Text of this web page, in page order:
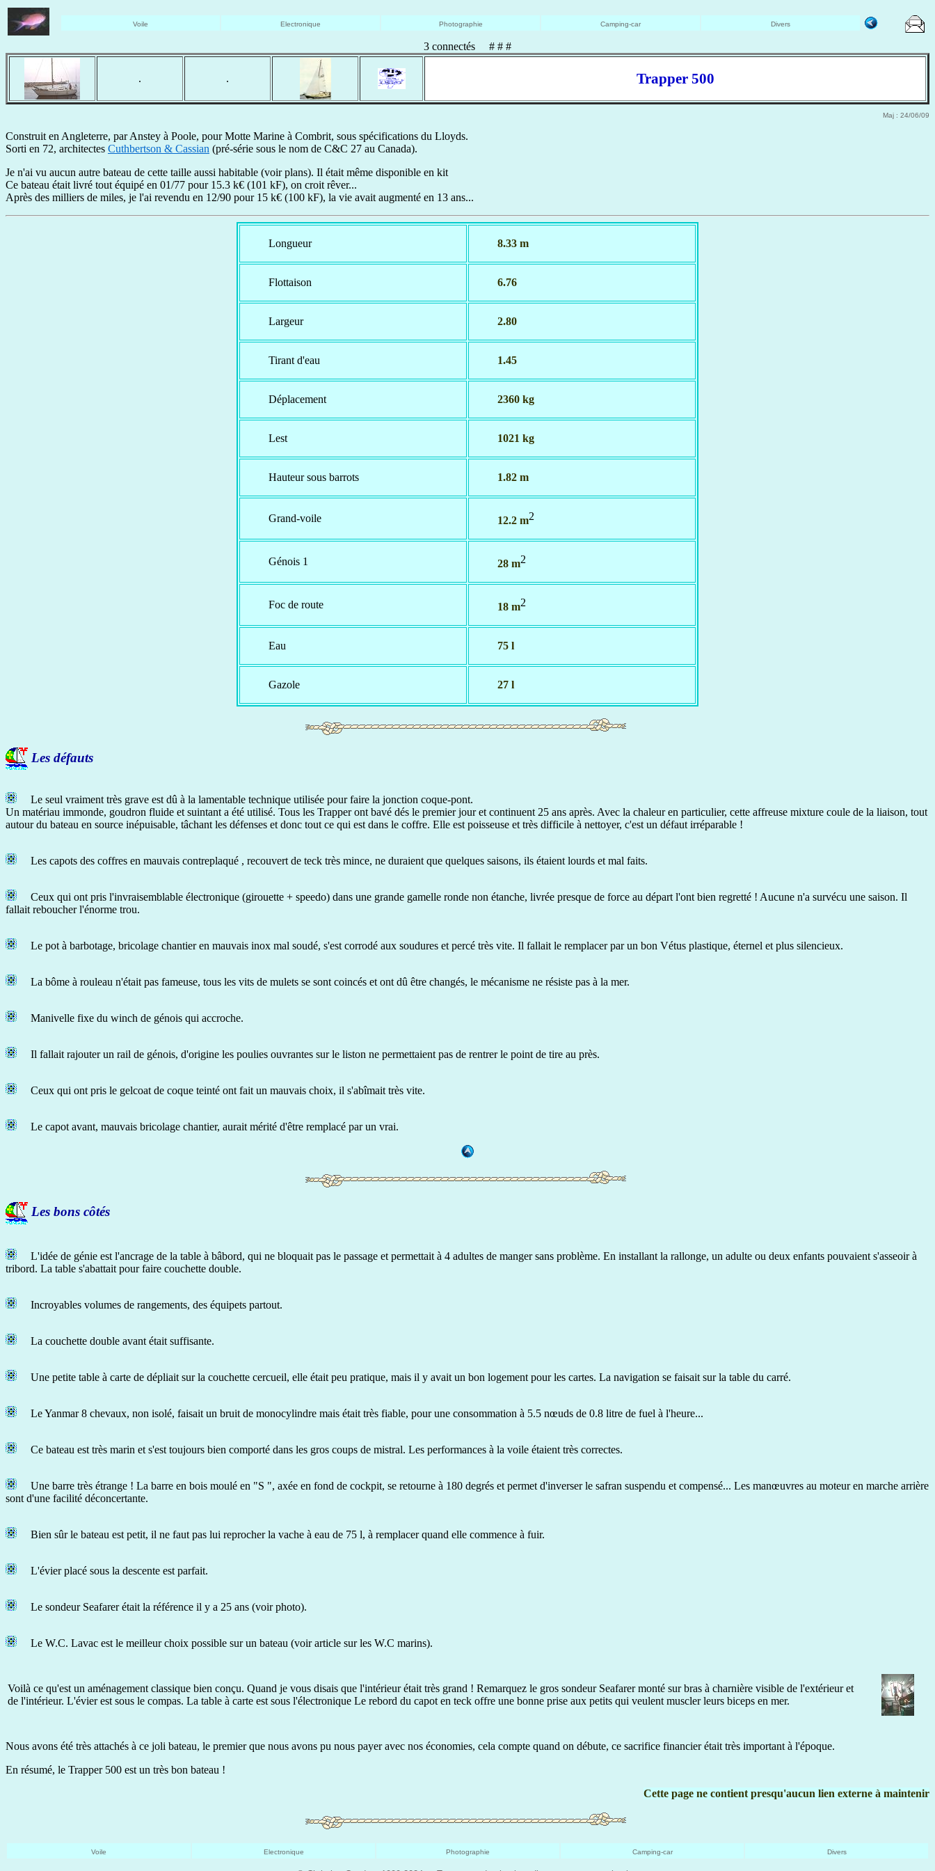
Voile Electronique Photographie Camping-car Divers
3 connectés # # #
. . Trapper 500
Maj : 24/06/09
Construit en Angleterre, par Anstey à Poole, pour Motte Marine à Combrit, sous spécifications du Lloyds.
Sorti en 72, architectes Cuthbertson & Cassian (pré-série sous le nom de C&C 27 au Canada).
Je n'ai vu aucun autre bateau de cette taille aussi habitable (voir plans). Il était même disponible en kit
Ce bateau était livré tout équipé en 01/77 pour 15.3 k€ (101 kF), on croit rêver...
Après des milliers de miles, je l'ai revendu en 12/90 pour 15 k€ (100 kF), la vie avait augmenté en 13 ans...
Longueur 8.33 m
Flottaison 6.76
Largeur 2.80
Tirant d'eau 1.45
Déplacement 2360 kg
Lest 1021 kg
Hauteur sous barrots 1.82 m
Grand-voile 12.2 m2
Génois 1 28 m2
Foc de route 18 m2
Eau 75 l
Gazole 27 l
Les défauts
Le seul vraiment très grave est dû à la lamentable technique utilisée pour faire la jonction coque-pont.
Un matériau immonde, goudron fluide et suintant a été utilisé. Tous les Trapper ont bavé dés le premier jour et continuent 25 ans après. Avec la chaleur en particulier, cette affreuse mixture coule de la liaison, tout
autour du bateau en source inépuisable, tâchant les défenses et donc tout ce qui est dans le coffre. Elle est poisseuse et très difficile à nettoyer, c'est un défaut irréparable !
Les capots des coffres en mauvais contreplaqué , recouvert de teck très mince, ne duraient que quelques saisons, ils étaient lourds et mal faits.
Ceux qui ont pris l'invraisemblable électronique (girouette + speedo) dans une grande gamelle ronde non étanche, livrée presque de force au départ l'ont bien regretté ! Aucune n'a survécu une saison. Il
fallait reboucher l'énorme trou.
Le pot à barbotage, bricolage chantier en mauvais inox mal soudé, s'est corrodé aux soudures et percé très vite. Il fallait le remplacer par un bon Vétus plastique, éternel et plus silencieux.
La bôme à rouleau n'était pas fameuse, tous les vits de mulets se sont coincés et ont dû être changés, le mécanisme ne résiste pas à la mer.
Manivelle fixe du winch de génois qui accroche.
Il fallait rajouter un rail de génois, d'origine les poulies ouvrantes sur le liston ne permettaient pas de rentrer le point de tire au près.
Ceux qui ont pris le gelcoat de coque teinté ont fait un mauvais choix, il s'abîmait très vite.
Le capot avant, mauvais bricolage chantier, aurait mérité d'être remplacé par un vrai.
Les bons côtés
L'idée de génie est l'ancrage de la table à bâbord, qui ne bloquait pas le passage et permettait à 4 adultes de manger sans problème. En installant la rallonge, un adulte ou deux enfants pouvaient s'asseoir à
tribord. La table s'abattait pour faire couchette double.
Incroyables volumes de rangements, des équipets partout.
La couchette double avant était suffisante.
Une petite table à carte de dépliait sur la couchette cercueil, elle était peu pratique, mais il y avait un bon logement pour les cartes. La navigation se faisait sur la table du carré.
Le Yanmar 8 chevaux, non isolé, faisait un bruit de monocylindre mais était très fiable, pour une consommation à 5.5 nœuds de 0.8 litre de fuel à l'heure...
Ce bateau est très marin et s'est toujours bien comporté dans les gros coups de mistral. Les performances à la voile étaient très correctes.
Une barre très étrange ! La barre en bois moulé en "S ", axée en fond de cockpit, se retourne à 180 degrés et permet d'inverser le safran suspendu et compensé... Les manœuvres au moteur en marche arrière
sont d'une facilité déconcertante.
Bien sûr le bateau est petit, il ne faut pas lui reprocher la vache à eau de 75 l, à remplacer quand elle commence à fuir.
L'évier placé sous la descente est parfait.
Le sondeur Seafarer était la référence il y a 25 ans (voir photo).
Le W.C. Lavac est le meilleur choix possible sur un bateau (voir article sur les W.C marins).
Voilà ce qu'est un aménagement classique bien conçu. Quand je vous disais que l'intérieur était très grand ! Remarquez le gros sondeur Seafarer monté sur bras à charnière visible de l'extérieur et
de l'intérieur. L'évier est sous le compas. La table à carte est sous l'électronique Le rebord du capot en teck offre une bonne prise aux petits qui veulent muscler leurs biceps en mer.
Nous avons été très attachés à ce joli bateau, le premier que nous avons pu nous payer avec nos économies, cela compte quand on débute, ce sacrifice financier était très important à l'époque.
En résumé, le Trapper 500 est un très bon bateau !
Cette page ne contient presqu'aucun lien externe à maintenir
Voile Electronique Photographie Camping-car Divers